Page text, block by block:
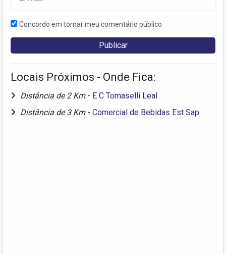
Concordo em tornar meu comentário público
Locais Próximos - Onde Fica:
Distância de 2 Km - E C Tomaselli Leal
Distância de 3 Km - Comercial de Bebidas Est Sap